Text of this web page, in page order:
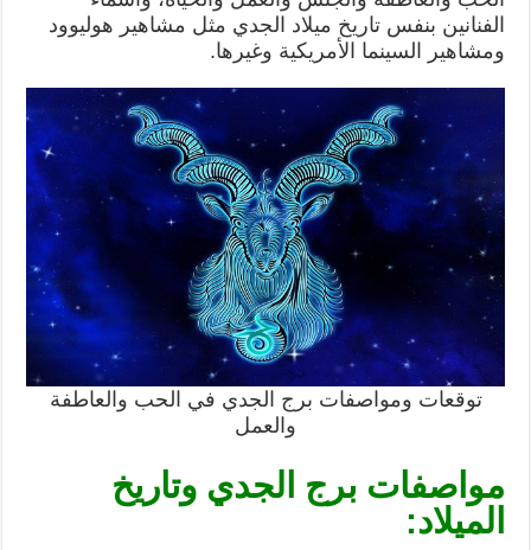
الفنانين بنفس تاريخ ميلاد الجدي مثل مشاهير هوليوود
ومشاهير السينما الأمريكية وغيرها.
توقعات ومواصفات برج الجدي في الحب والعاطفة
والعمل
مواصفات برج الجدي وتاريخ
الميلاد: